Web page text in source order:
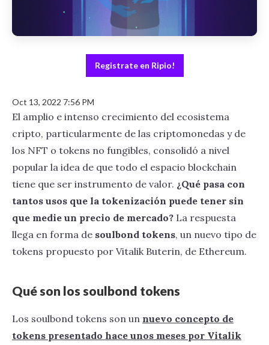
Registrate en Ripio!
Oct 13, 2022 7:56 PM
El amplio e intenso crecimiento del ecosistema
cripto, particularmente de las criptomonedas y de
los NFT o tokens no fungibles, consolidó a nivel
popular la idea de que todo el espacio blockchain
tiene que ser instrumento de valor. ¿Qué pasa con
tantos usos que la tokenización puede tener sin
que medie un precio de mercado? La respuesta
llega en forma de soulbond tokens, un nuevo tipo de
tokens propuesto por Vitalik Buterin, de Ethereum.
Qué son los soulbond tokens
Los soulbond tokens son un nuevo concepto de
tokens presentado hace unos meses por Vitalik